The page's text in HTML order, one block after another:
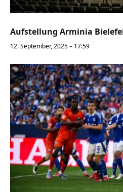
Aufstellung Arminia
12. September, 2025 – 17:59